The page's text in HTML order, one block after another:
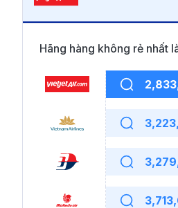
Hãng hàng không rẻ nhất